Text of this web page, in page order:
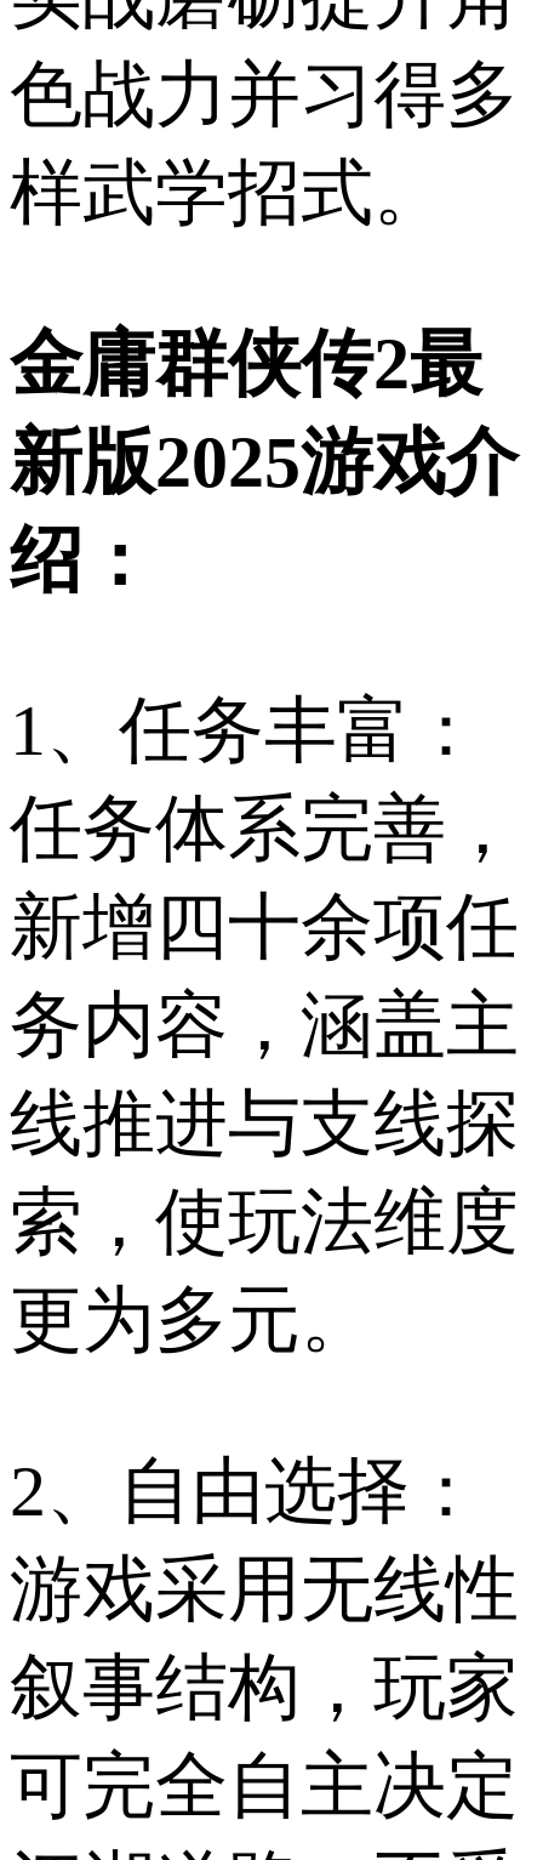
色战力并习得多
样武学招式。
金庸群侠传2最
新版2025游戏介
绍：
1、任务丰富：
任务体系完善，
新增四十余项任
务内容，涵盖主
线推进与支线探
索，使玩法维度
更为多元。
2、自由选择：
游戏采用无线性
叙事结构，玩家
可完全自主决定